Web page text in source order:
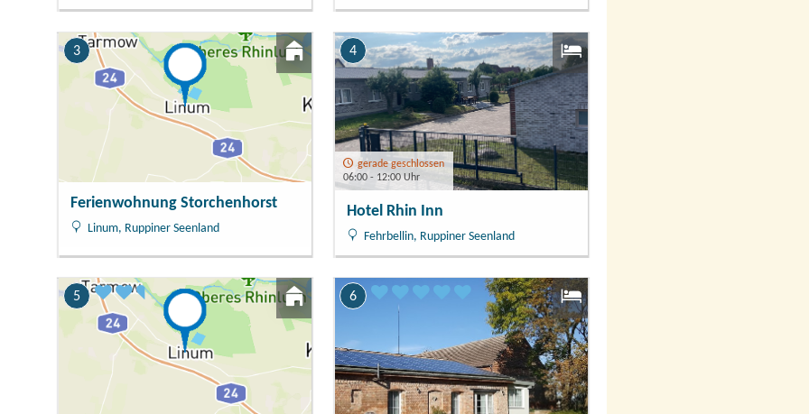
3
Ferienwohnung Storchenhorst
Linum, Ruppiner Seenland
4
gerade geschlossen
06:00 - 12:00 Uhr
Hotel Rhin Inn
Fehrbellin, Ruppiner Seenland
5 6